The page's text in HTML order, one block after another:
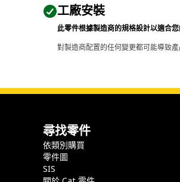
工廠安裝
此零件根據製造商的規格設計以適合您
對製造商配置的任何變更都可能導致
尋找零件
依類別購買
零件圖
SIS